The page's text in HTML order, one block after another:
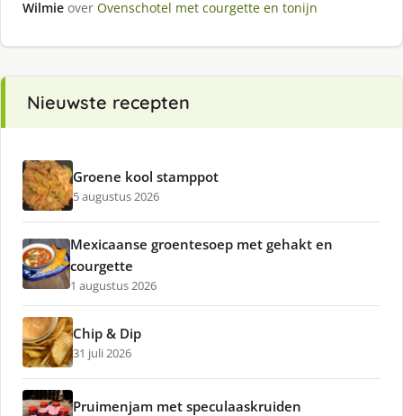
Wilmie over Ovenschotel met courgette en tonijn
Nieuwste recepten
Groene kool stamppot
5 augustus 2026
Mexicaanse groentesoep met gehakt en
courgette
1 augustus 2026
Chip & Dip
31 juli 2026
Pruimenjam met speculaaskruiden